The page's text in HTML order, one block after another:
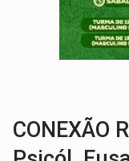
CONEXÃO